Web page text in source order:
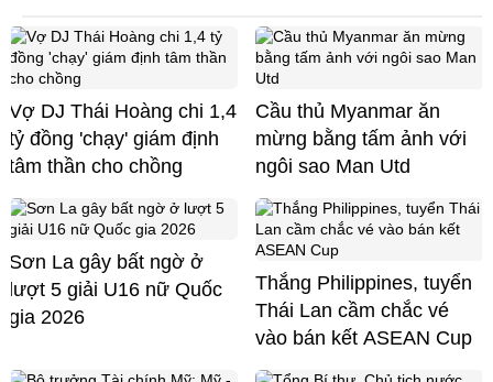
Vợ DJ Thái Hoàng chi 1,4
tỷ đồng 'chạy' giám định
tâm thần cho chồng
Cầu thủ Myanmar ăn
mừng bằng tấm ảnh với
ngôi sao Man Utd
Sơn La gây bất ngờ ở
lượt 5 giải U16 nữ Quốc
gia 2026
Thắng Philippines, tuyển
Thái Lan cầm chắc vé
vào bán kết ASEAN Cup